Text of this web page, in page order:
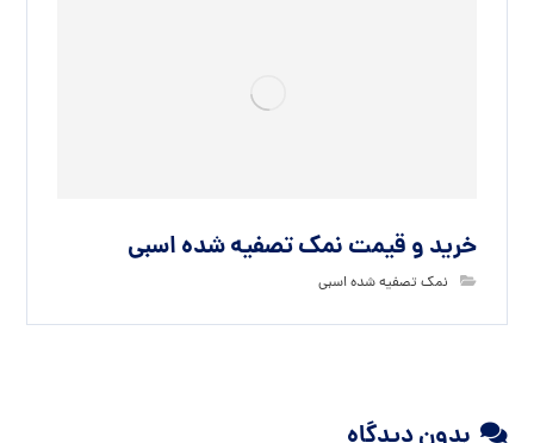
خرید و قیمت نمک تصفیه شده اسبی
نمک تصفیه شده اسبی